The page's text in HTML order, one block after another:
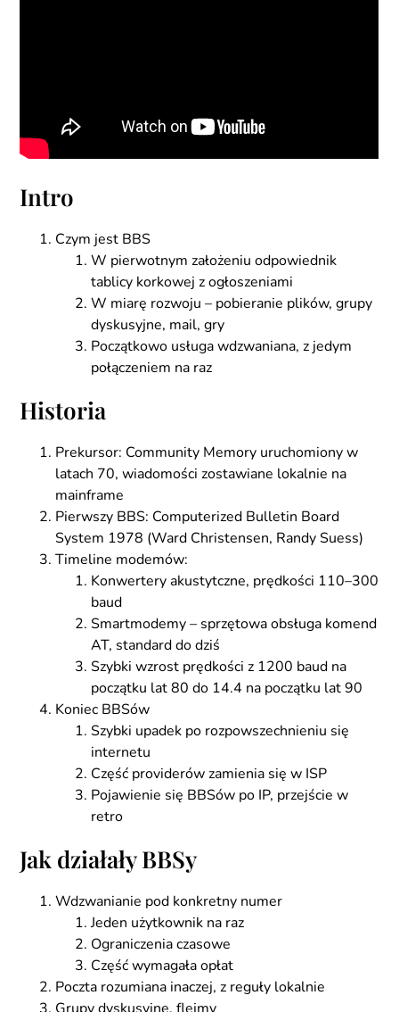
Intro
Czym jest BBS
W pierwotnym założeniu odpowiednik
tablicy korkowej z ogłoszeniami
W miarę rozwoju – pobieranie plików, grupy
dyskusyjne, mail, gry
Początkowo usługa wdzwaniana, z jedym
połączeniem na raz
Historia
Prekursor: Community Memory uruchomiony w
latach 70, wiadomości zostawiane lokalnie na
mainframe
Pierwszy BBS: Computerized Bulletin Board
System 1978 (Ward Christensen, Randy Suess)
Timeline modemów:
Konwertery akustytczne, prędkości 110–300
baud
Smartmodemy – sprzętowa obsługa komend
AT, standard do dziś
Szybki wzrost prędkości z 1200 baud na
początku lat 80 do 14.4 na początku lat 90
Koniec BBSów
Szybki upadek po rozpowszechnieniu się
internetu
Część providerów zamienia się w ISP
Pojawienie się BBSów po IP, przejście w
retro
Jak działały BBSy
Wdzwanianie pod konkretny numer
Jeden użytkownik na raz
Ograniczenia czasowe
Część wymagała opłat
Poczta rozumiana inaczej, z reguły lokalnie